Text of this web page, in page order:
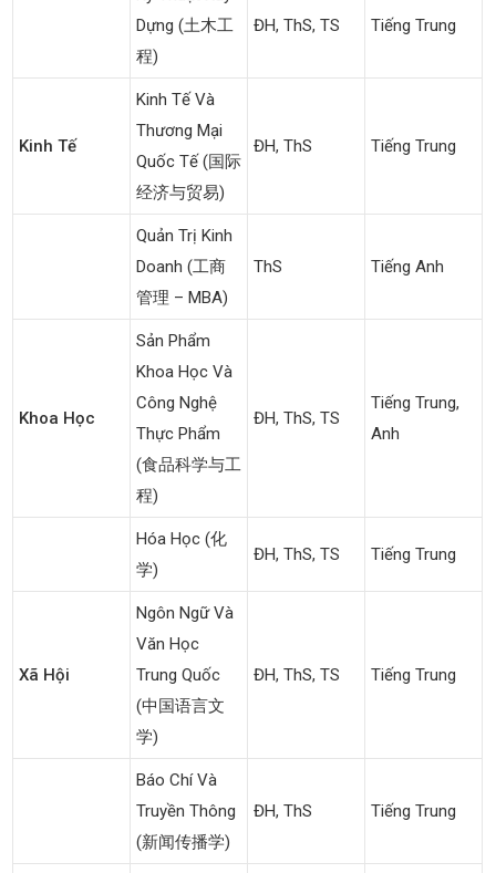
Dựng (土木工
程)
ĐH, ThS, TS Tiếng Trung
Kinh Tế
Kinh Tế Và
Thương Mại
Quốc Tế (国际
经济与贸易)
ĐH, ThS Tiếng Trung
Quản Trị Kinh
Doanh (工商
管理 – MBA)
ThS Tiếng Anh
Khoa Học
Sản Phẩm
Khoa Học Và
Công Nghệ
Thực Phẩm
(食品科学与工
程)
ĐH, ThS, TS
Tiếng Trung,
Anh
Hóa Học (化
学)
ĐH, ThS, TS Tiếng Trung
Xã Hội
Ngôn Ngữ Và
Văn Học
Trung Quốc
(中国语言文
学)
ĐH, ThS, TS Tiếng Trung
Báo Chí Và
Truyền Thông
(新闻传播学)
ĐH, ThS Tiếng Trung